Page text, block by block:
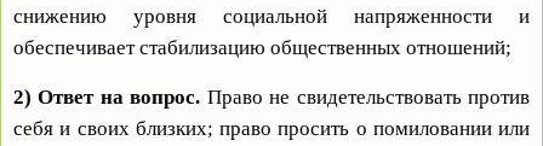
снижению уровня социальной напряженности и
обеспечивает стабилизацию общественных отношений;
2) Ответ на вопрос. Право не свидетельствовать против
себя и своих близких; право просить о помиловании или